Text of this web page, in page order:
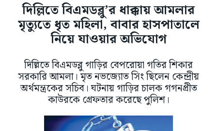
দিল্লিতে বিএমডব্লু’র ধাক্কায় আমলার
মৃত্যুতে ধৃত মহিলা, বাবার হাসপাতালে
নিয়ে যাওয়ার অভিযোগ
দিল্লিতে বিএমডব্লু গাড়ির বেপরোয়া গতির শিকার
সরকারি আমলা। মৃত নভজ্যোত সিং ছিলেন কেন্দ্রীয়
অর্থমন্ত্রকের সচিব। ঘটনায় গাড়ির চালক গগনপ্রীত
কাউরকে গ্রেফতার করেছে পুলিশ।